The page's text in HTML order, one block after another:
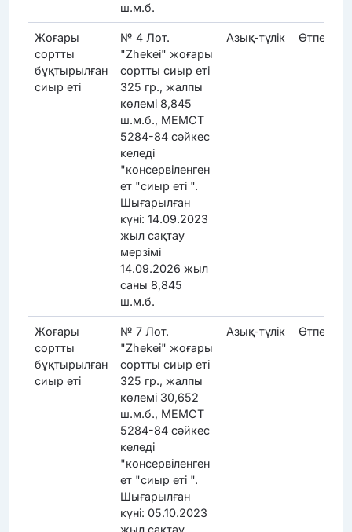
ш.м.б.
Жоғары
сортты
бұқтырылған
сиыр еті
№ 4 Лот.
"Zhekei" жоғары
сортты сиыр еті
325 гр., жалпы
көлемі 8,845
ш.м.б., МЕМСТ
5284-84 сәйкес
келеді
"консервіленген
ет "сиыр еті ".
Шығарылған
күні: 14.09.2023
жыл сақтау
мерзімі
14.09.2026 жыл
саны 8,845
ш.м.б.
Азық-түлік Өтпеді
Жоғары
сортты
бұқтырылған
сиыр еті
№ 7 Лот.
"Zhekei" жоғары
сортты сиыр еті
325 гр., жалпы
көлемі 30,652
ш.м.б., МЕМСТ
5284-84 сәйкес
келеді
"консервіленген
ет "сиыр еті ".
Шығарылған
күні: 05.10.2023
жыл сақтау
Азық-түлік Өтпеді